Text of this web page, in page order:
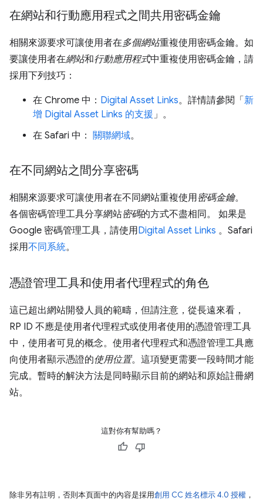
在網站和行動應用程式之間共用密碼金鑰
相關來源要求可讓使用者在多個網站重複使用密碼金鑰。如
要讓使用者在網站和行動應用程式中重複使用密碼金鑰，請
採用下列技巧：
在 Chrome 中： Digital Asset Links。詳情請參閱「 新
增 Digital Asset Links 的支援」。
在 Safari 中： 關聯網域。
在不同網站之間分享密碼
相關來源要求可讓使用者在不同網站重複使用密碼金鑰。
各個密碼管理工具分享網站密碼的方式不盡相同。 如果是
Google 密碼管理工具，請使用Digital Asset Links 。Safari
採用不同系統。
憑證管理工具和使用者代理程式的角色
這已超出網站開發人員的範疇，但請注意，從長遠來看，
RP ID 不應是使用者代理程式或使用者使用的憑證管理工具
中，使用者可見的概念。使用者代理程式和憑證管理工具應
向使用者顯示憑證的使用位置。這項變更需要一段時間才能
完成。暫時的解決方法是同時顯示目前的網站和原始註冊網
站。
這對你有幫助嗎？
除非另有註明，否則本頁面中的內容是採用創用 CC 姓名標示 4.0 授權 ，